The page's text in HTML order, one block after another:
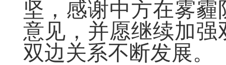
坚，感谢中方在雾
意见，并愿继续加
双边关系不断发展。